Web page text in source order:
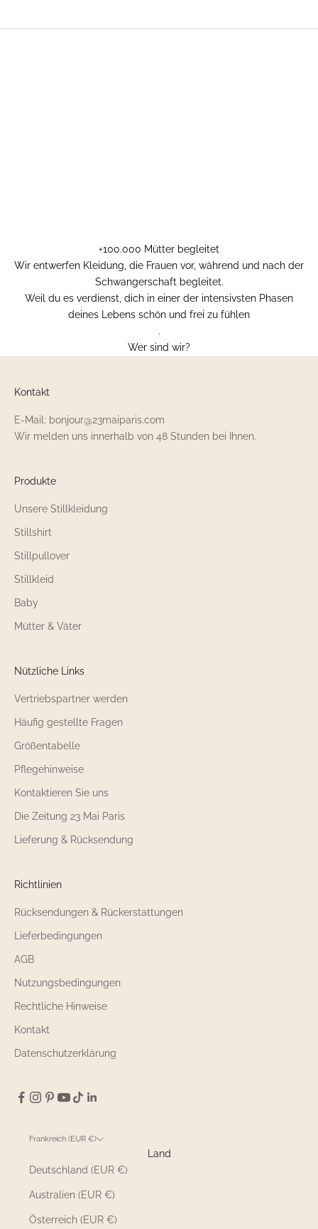
+100.000 Mütter begleitet
Wir entwerfen Kleidung, die Frauen vor, während und nach der
Schwangerschaft begleitet.
Weil du es verdienst, dich in einer der intensivsten Phasen
deines Lebens schön und frei zu fühlen
.
Wer sind wir?
Kontakt
E-Mail: bonjour@23maiparis.com
Wir melden uns innerhalb von 48 Stunden bei Ihnen.
Produkte
Unsere Stillkleidung
Stillshirt
Stillpullover
Stillkleid
Baby
Mütter & Väter
Nützliche Links
Vertriebspartner werden
Häufig gestellte Fragen
Größentabelle
Pflegehinweise
Kontaktieren Sie uns
Die Zeitung 23 Mai Paris
Lieferung & Rücksendung
Richtlinien
Rücksendungen & Rückerstattungen
Lieferbedingungen
AGB
Nutzungsbedingungen
Rechtliche Hinweise
Kontakt
Datenschutzerklärung
Frankreich (EUR €)
Land
Deutschland (EUR €)
Australien (EUR €)
Österreich (EUR €)